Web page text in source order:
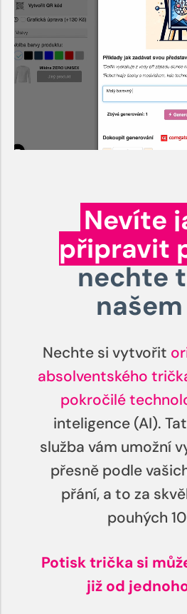
Nevíte
připravit
nechte
Nechte si vytvořit
absolventského
pokročilé
inteligence (AI).
služba vám umožní
přesně podle
přání, a to za
pouhých
Potisk trička si
již od